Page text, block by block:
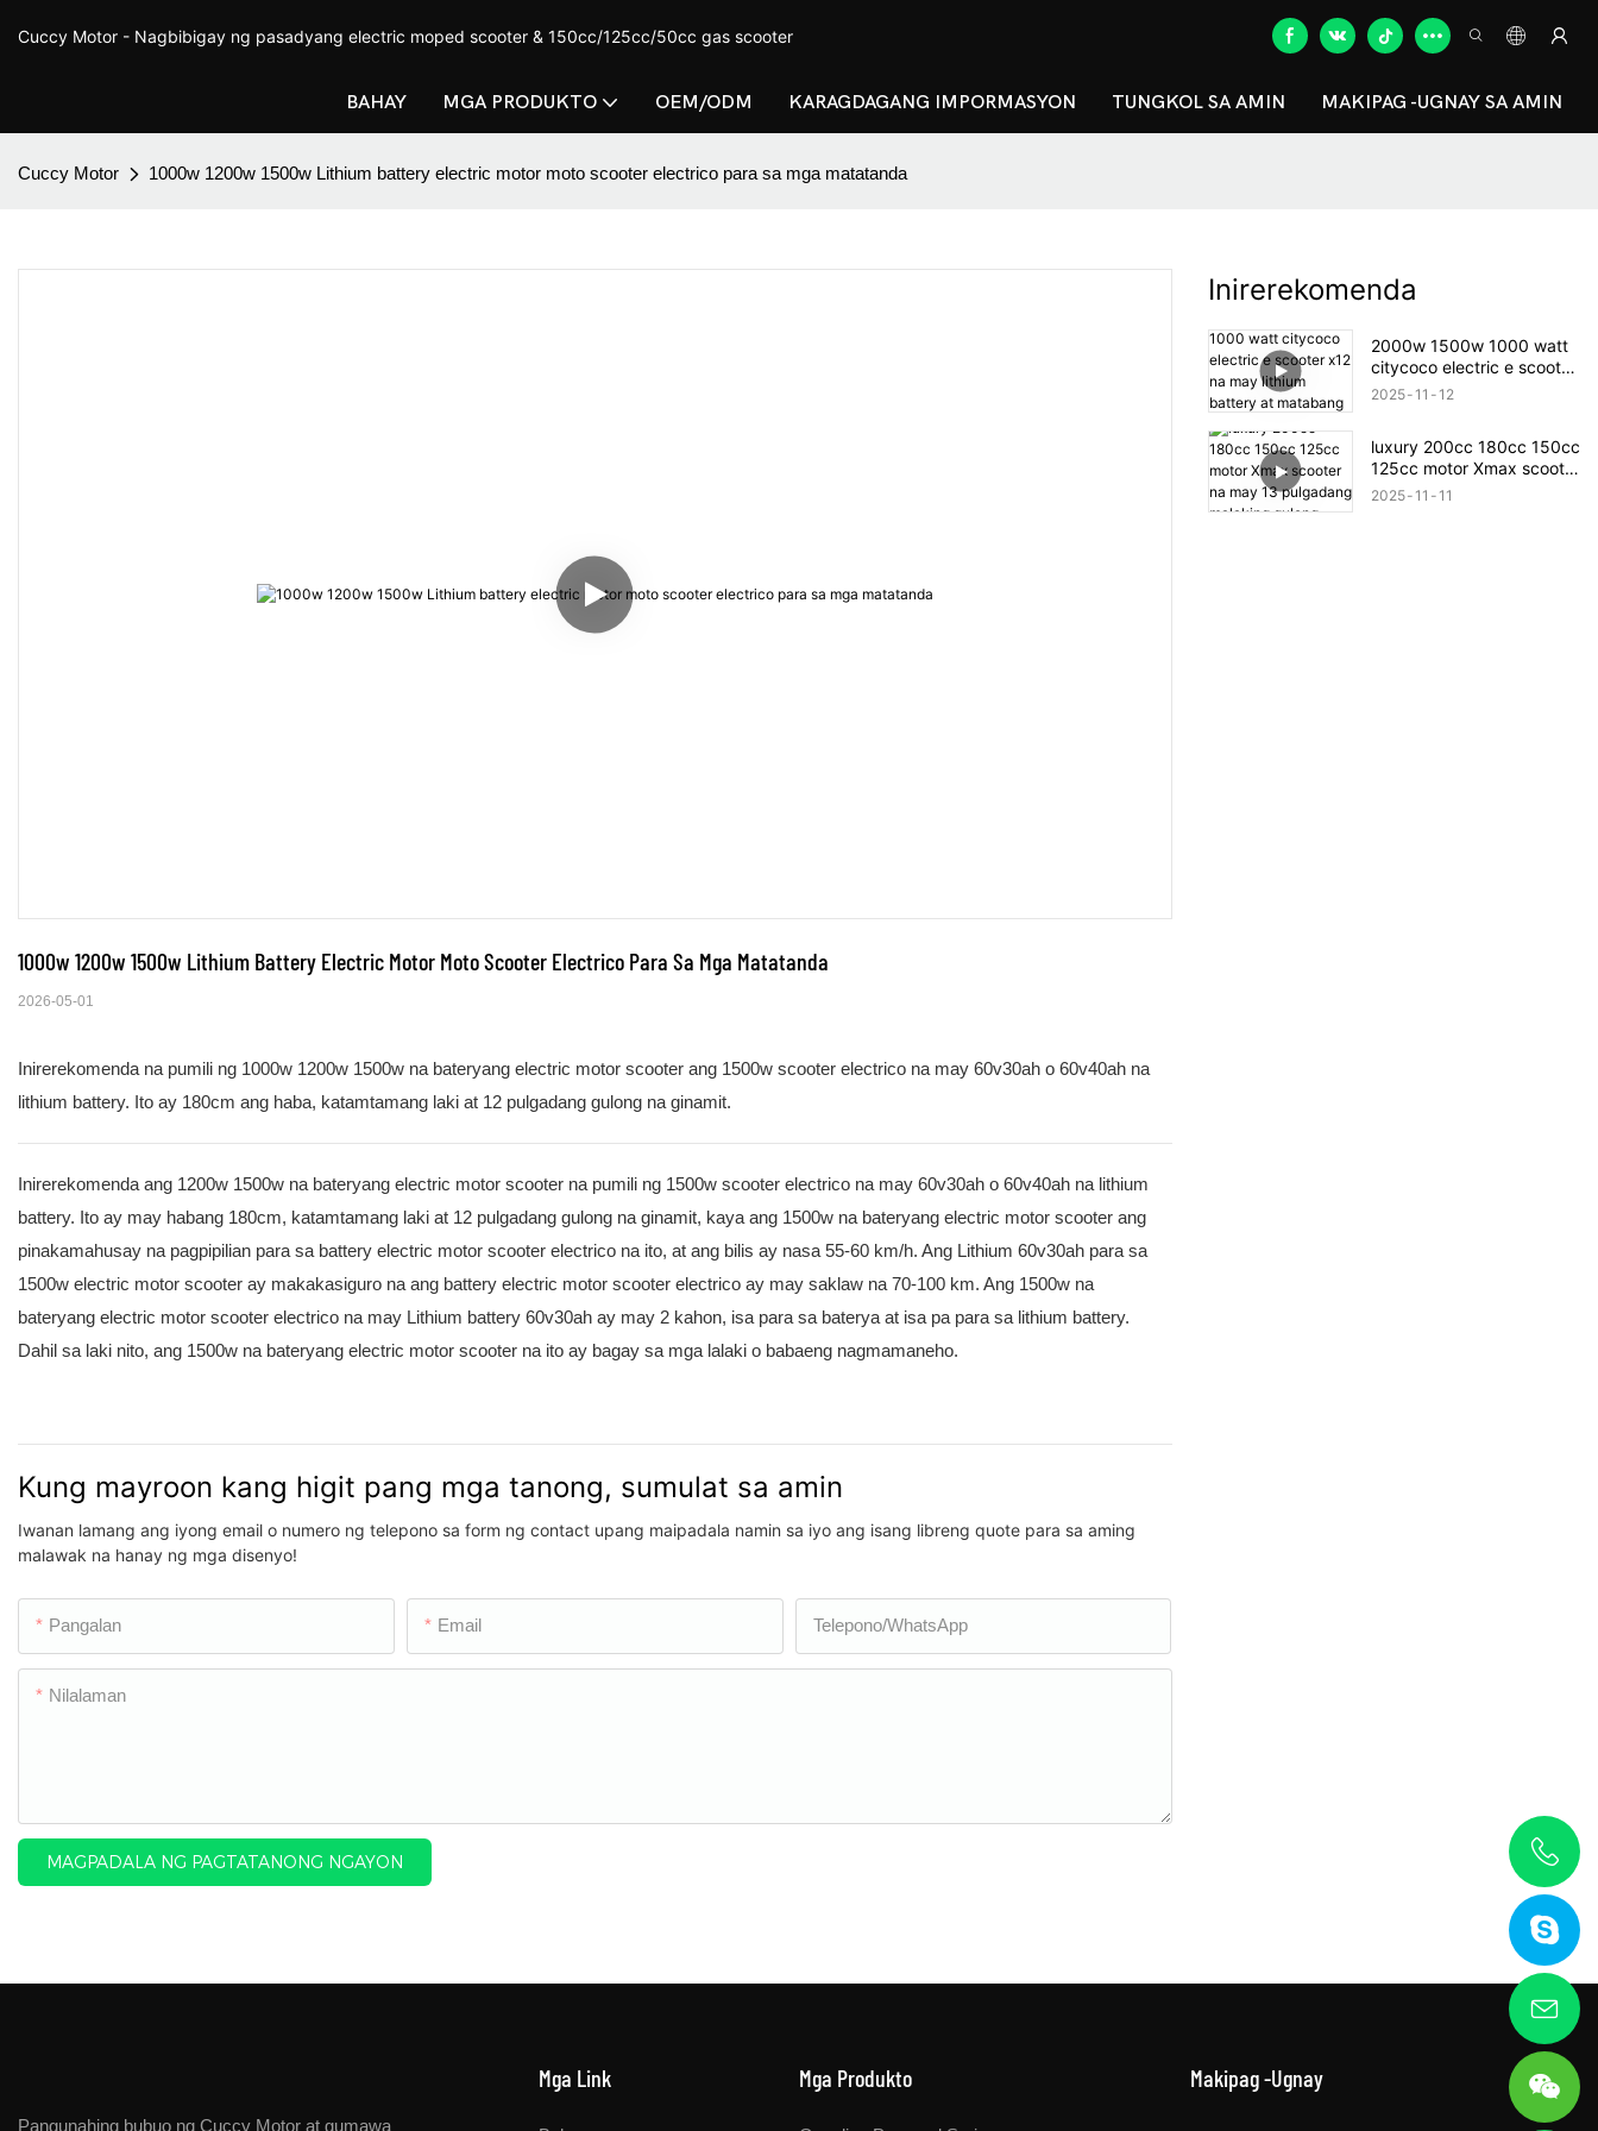
Cuccy Motor - Nagbibigay ng pasadyang electric moped scooter & 150cc/125cc/50cc gas scooter
BAHAY MGA PRODUKTO OEM/ODM KARAGDAGANG IMPORMASYON TUNGKOL SA AMIN MAKIPAG -UGNAY SA AMIN
Cuccy Motor 1000w 1200w 1500w Lithium battery electric motor moto scooter electrico para sa mga matatanda
1000w 1200w 1500w Lithium Battery Electric Motor Moto Scooter Electrico Para Sa Mga Matatanda
2026-05-01
Inirerekomenda na pumili ng 1000w 1200w 1500w na bateryang electric motor scooter ang 1500w scooter electrico na may 60v30ah o 60v40ah na
lithium battery. Ito ay 180cm ang haba, katamtamang laki at 12 pulgadang gulong na ginamit.
Inirerekomenda ang 1200w 1500w na bateryang electric motor scooter na pumili ng 1500w scooter electrico na may 60v30ah o 60v40ah na lithium
battery. Ito ay may habang 180cm, katamtamang laki at 12 pulgadang gulong na ginamit, kaya ang 1500w na bateryang electric motor scooter ang
pinakamahusay na pagpipilian para sa battery electric motor scooter electrico na ito, at ang bilis ay nasa 55-60 km/h. Ang Lithium 60v30ah para sa
1500w electric motor scooter ay makakasiguro na ang battery electric motor scooter electrico ay may saklaw na 70-100 km. Ang 1500w na
bateryang electric motor scooter electrico na may Lithium battery 60v30ah ay may 2 kahon, isa para sa baterya at isa pa para sa lithium battery.
Dahil sa laki nito, ang 1500w na bateryang electric motor scooter na ito ay bagay sa mga lalaki o babaeng nagmamaneho.
Kung mayroon kang higit pang mga tanong, sumulat sa amin
Iwanan lamang ang iyong email o numero ng telepono sa form ng contact upang maipadala namin sa iyo ang isang libreng quote para sa aming
malawak na hanay ng mga disenyo!
Pangalan Email Telepono/WhatsApp
Nilalaman
MAGPADALA NG PAGTATANONG NGAYON
Inirerekomenda
2000w 1500w 1000 watt
citycoco electric e scooter
x12 na may lithium battery
2025 11 12
luxury 200cc 180cc 150cc
125cc motor Xmax scooter
na may 13 pulgadang
2025 11 11
Pangunahing bubuo ng Cuccy Motor at gumawa
Mga Link Mga Produkto Makipag -ugnay